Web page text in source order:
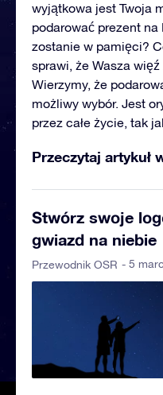
wyjątkowa jest Twoja
podarować prezent
zostanie w pamięci?
sprawi, że Wasza
Wierzymy, że
możliwy wybór. Jest
przez całe życie, tak
Przeczytaj artykuł
Stwórz swoje
gwiazd na niebie
Przewodnik OSR - 5